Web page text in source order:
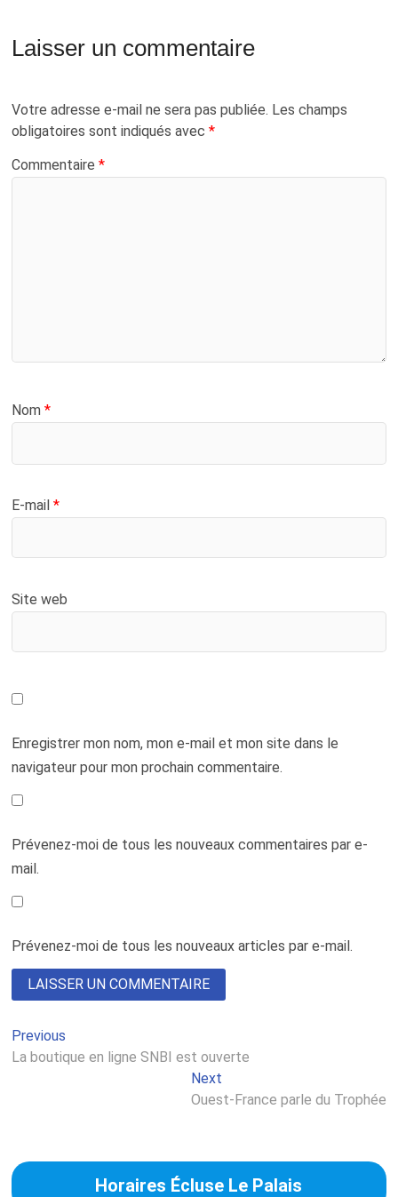
Laisser un commentaire
Votre adresse e-mail ne sera pas publiée. Les champs
obligatoires sont indiqués avec*
Commentaire*
Nom*
E-mail*
Site web
Enregistrer mon nom, mon e-mail et mon site dans le
navigateur pour mon prochain commentaire.
Prévenez-moi de tous les nouveaux commentaires par e-
mail.
Prévenez-moi de tous les nouveaux articles par e-mail.
Navigation
de
Previous
post:
La boutique en ligne SNBI est ouverte
NextNext
post:
Ouest-France parle du Trophée
Horaires Écluse Le Palais